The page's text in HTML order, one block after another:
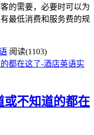
的需要，必要时可以为
最低消费和服务费的规
阅读(1103)
或不知道的都在